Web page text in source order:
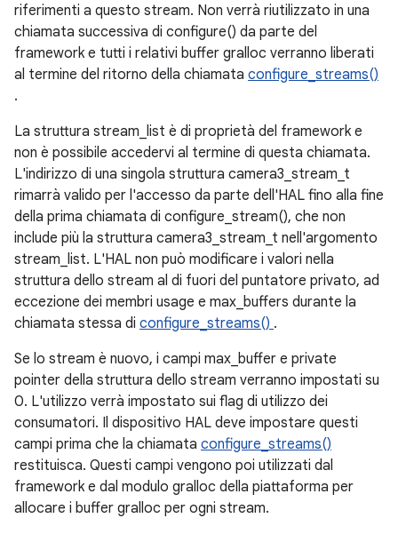
riferimenti a questo stream. Non verrà riutilizzato in una
chiamata successiva di configure() da parte del
framework e tutti i relativi buffer gralloc verranno liberati
al termine del ritorno della chiamata configure_streams()
.
La struttura stream_list è di proprietà del framework e
non è possibile accedervi al termine di questa chiamata.
L'indirizzo di una singola struttura camera3_stream_t
rimarrà valido per l'accesso da parte dell'HAL fino alla fine
della prima chiamata di configure_stream(), che non
include più la struttura camera3_stream_t nell'argomento
stream_list. L'HAL non può modificare i valori nella
struttura dello stream al di fuori del puntatore privato, ad
eccezione dei membri usage e max_buffers durante la
chiamata stessa di configure_streams() .
Se lo stream è nuovo, i campi max_buffer e private
pointer della struttura dello stream verranno impostati su
0. L'utilizzo verrà impostato sui flag di utilizzo dei
consumatori. Il dispositivo HAL deve impostare questi
campi prima che la chiamata configure_streams()
restituisca. Questi campi vengono poi utilizzati dal
framework e dal modulo gralloc della piattaforma per
allocare i buffer gralloc per ogni stream.